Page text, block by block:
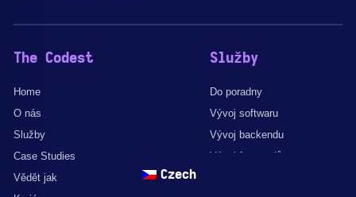
The Codest
Home
O nás
Služby
Case Studies
Vědět jak
Služby
Do poradny
Vývoj softwaru
Vývoj backendu
Vývoj frontendů
Czech